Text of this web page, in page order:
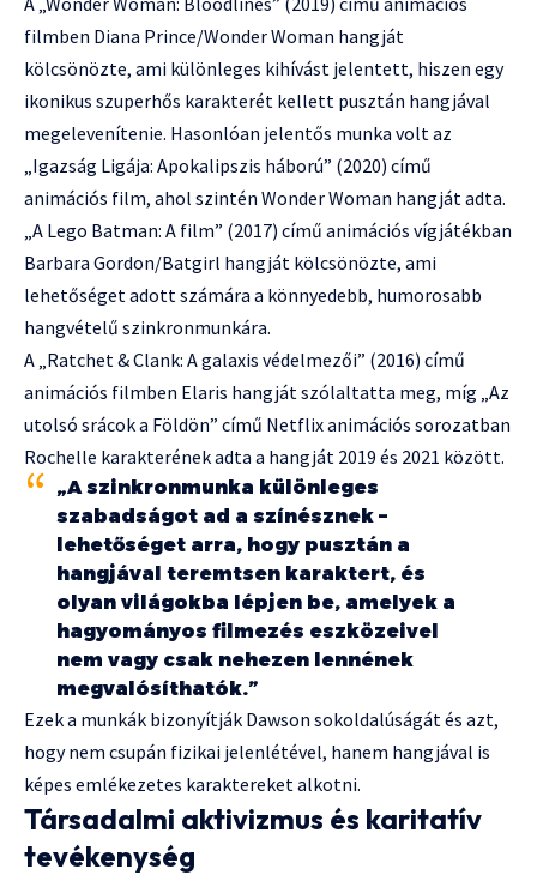
filmben Diana Prince/Wonder Woman hangját
kölcsönözte, ami különleges kihívást jelentett, hiszen egy
ikonikus szuperhős karakterét kellett pusztán hangjával
megelevenítenie. Hasonlóan jelentős munka volt az
„Igazság Ligája: Apokalipszis háború” (2020) című
animációs film, ahol szintén Wonder Woman hangját adta.
„A Lego Batman: A film” (2017) című animációs vígjátékban
Barbara Gordon/Batgirl hangját kölcsönözte, ami
lehetőséget adott számára a könnyedebb, humorosabb
hangvételű szinkronmunkára.
A „Ratchet & Clank: A galaxis védelmezői” (2016) című
animációs filmben Elaris hangját szólaltatta meg, míg „Az
utolsó srácok a Földön” című Netflix animációs sorozatban
Rochelle karakterének adta a hangját 2019 és 2021 között.
„A szinkronmunka különleges
szabadságot ad a színésznek –
lehetőséget arra, hogy pusztán a
hangjával teremtsen karaktert, és
olyan világokba lépjen be, amelyek a
hagyományos filmezés eszközeivel
nem vagy csak nehezen lennének
megvalósíthatók.”
Ezek a munkák bizonyítják Dawson sokoldalúságát és azt,
hogy nem csupán fizikai jelenlétével, hanem hangjával is
képes emlékezetes karaktereket alkotni.
Társadalmi aktivizmus és karitatív
tevékenység